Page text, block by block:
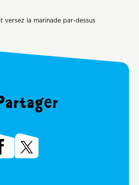
versez la marinade par-dessus